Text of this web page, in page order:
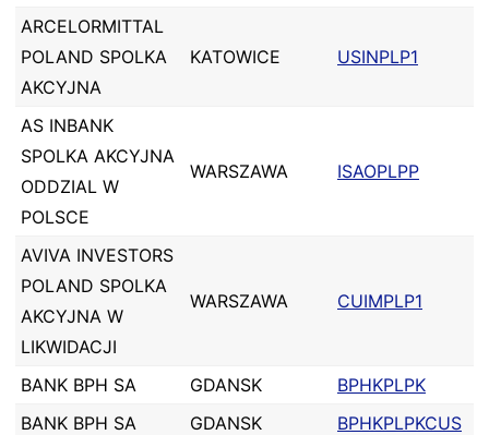
ARCELORMITTAL
POLAND SPOLKA
AKCYJNA
KATOWICE USINPLP1
AS INBANK
SPOLKA AKCYJNA
ODDZIAL W
POLSCE
WARSZAWA ISAOPLPP
AVIVA INVESTORS
POLAND SPOLKA
AKCYJNA W
LIKWIDACJI
WARSZAWA CUIMPLP1
BANK BPH SA GDANSK
BPHKPLPK
BANK BPH SA
GDANSK
BPHKPLPKCUS